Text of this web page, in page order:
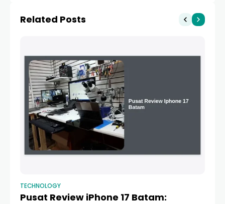
Related Posts
TECHNOLOGY
Pusat Review iPhone 17 Batam: